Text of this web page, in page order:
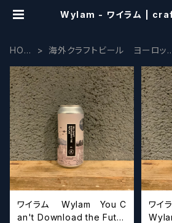
Wylam - ワイラム | craftbeersc
HOM
海外クラフトビール ヨーロッ
ワイラム Wylam You C
an't Download the Futur
ワイ